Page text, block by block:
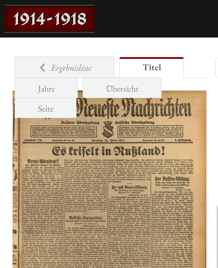
Ergebnisliste
Titel
Jahre
Übersicht
Seite